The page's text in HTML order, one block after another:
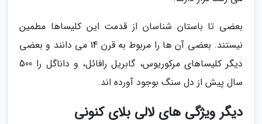
بعضی تا باستان شناسان از قدمت این کلیساها مطمین
نیستند. بعضی آن ها را مربوط به قرن 14 می دانند و بعضی
دیگر کلیساهای مرکوریوس، گابریل رافائل، و داناگل را 500
سال پیش از دل سنگ بوجود آورده اند.
دیگر ویژگی های لالی بلای کنونی